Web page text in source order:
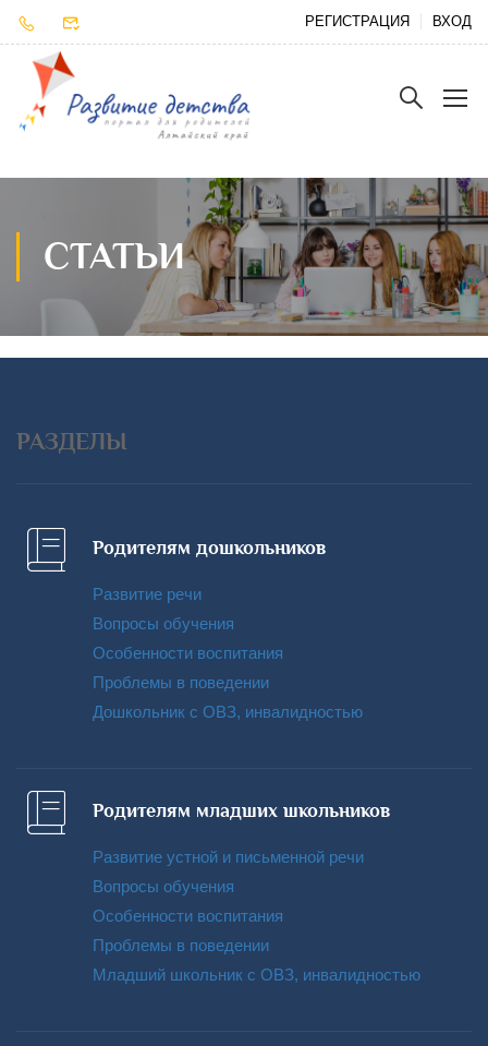
РЕГИСТРАЦИЯ ВХОД
СТАТЬИ
РАЗДЕЛЫ
Родителям дошкольников
Развитие речи
Вопросы обучения
Особенности воспитания
Проблемы в поведении
Дошкольник с ОВЗ, инвалидностью
Родителям младших школьников
Развитие устной и письменной речи
Вопросы обучения
Особенности воспитания
Проблемы в поведении
Младший школьник с ОВЗ, инвалидностью